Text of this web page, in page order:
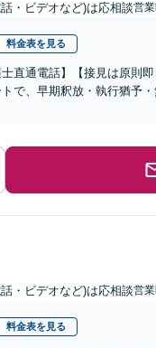
・ビデオなど)は応相談営
料金表を見る
直通電話】【接見は原則
で、早期釈放・執行猶予
・ビデオなど)は応相談営
料金表を見る